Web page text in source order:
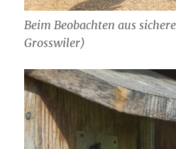
Beim Beobachten aus
Grosswiler)